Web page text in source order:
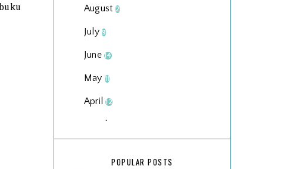
August 2
July9
June14
May 11
April12
March
POPULAR POSTS